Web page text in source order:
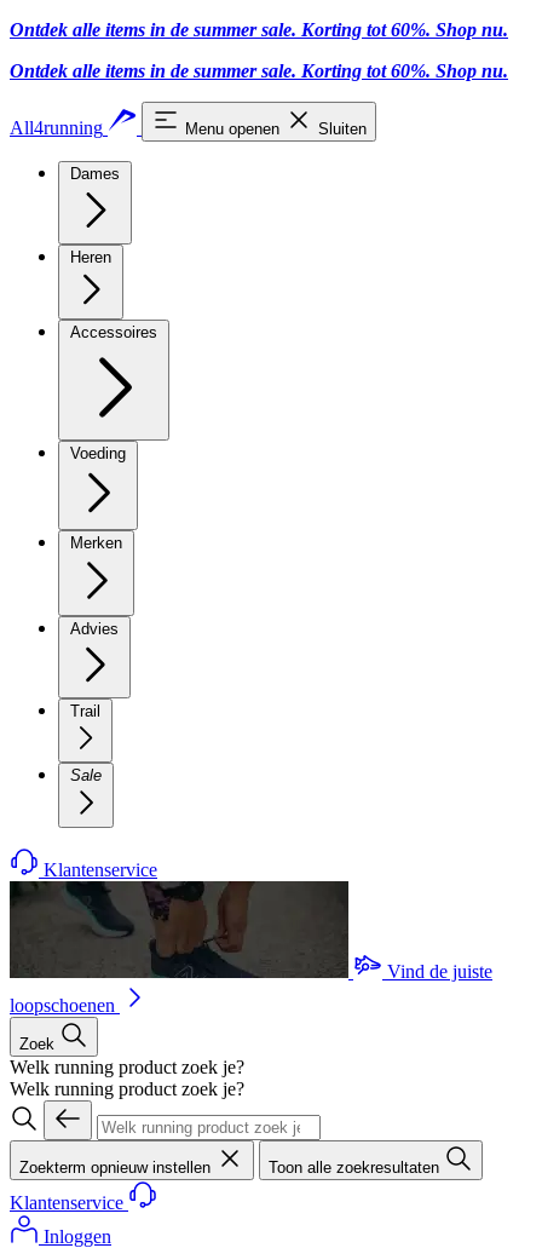
Ontdek alle items in de summer sale. Korting tot 60%. Shop nu.
Ontdek alle items in de summer sale. Korting tot 60%. Shop nu.
All4running Menu openen Sluiten
Dames
Heren
Accessoires
Voeding
Merken
Advies
Trail
Sale
Klantenservice
Vind de juiste
loopschoenen
Zoek
Welk running product zoek je?
Welk running product zoek je?
Zoekterm opnieuw instellen Toon alle zoekresultaten
Klantenservice
Inloggen